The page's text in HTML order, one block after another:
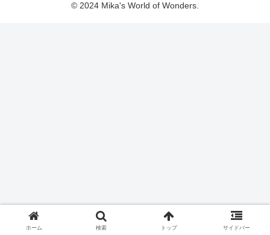
© 2024 Mika's World of Wonders.
ホーム 検索 トップ サイドバー